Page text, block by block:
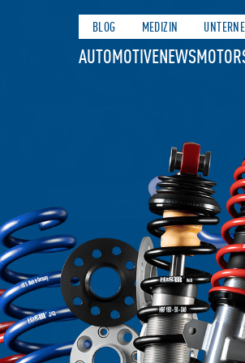
BLOG MEDIZIN
AUTOMOTIVENEWS